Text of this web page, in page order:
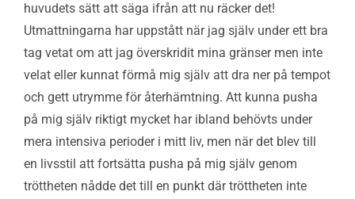
huvudets sätt att säga ifrån att nu räcker det!
Utmattningarna har uppstått när jag själv under ett bra
tag vetat om att jag överskridit mina gränser men inte
velat eller kunnat förmå mig själv att dra ner på tempot
och gett utrymme för återhämtning. Att kunna pusha
på mig själv riktigt mycket har ibland behövts under
mera intensiva perioder i mitt liv, men när det blev till
en livsstil att fortsätta pusha på mig själv genom
tröttheten nådde det till en punkt där tröttheten inte